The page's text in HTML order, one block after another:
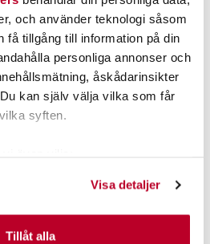
och använder teknologi såsom
få tillgång till information på din
personliga annonser och
åskådarinsikter
kan själv välja vilka som får
syften.
genom att aktivt skanna den för
(fingeravtryck)
Visa detaljer
Tillåt alla
FINNS I LAGER.
LÄS MER